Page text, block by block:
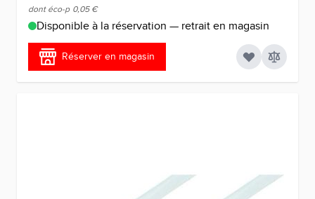
dont éco-p 0,05 €
Disponible à la réservation — retrait en magasin
Réserver en magasin